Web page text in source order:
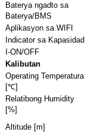
Baterya ngadto sa
Baterya/BMS
Aplikasyon sa WIFI
Indicator sa Kapasidad
I-ON/OFF
Kalibutan
Operating Temperatura
[℃]
Relatibong Humidity
[%]
Altitude [m]